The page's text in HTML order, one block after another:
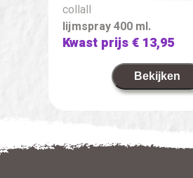
collall
lijmspray 400 ml.
Kwast prijs€ 13,95
Bekijken